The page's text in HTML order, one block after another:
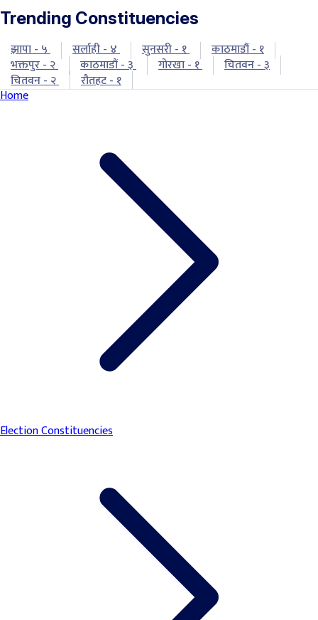
Trending Constituencies
झापा - ५ सर्लाही - ४ सुनसरी - १
काठमाडौं - १
भक्तपुर - २
काठमाडौं - ३ गोरखा - १
चितवन - ३
चितवन - २
रौतहट - १
Home
Election Constituencies